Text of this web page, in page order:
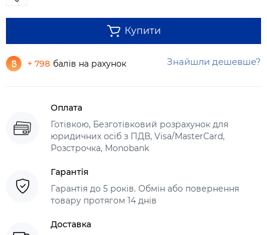
Купити
+ 798 балів на рахунок Знайшли дешевше?
Оплата
Готівкою, Безготівковий розрахунок для
юридичних осіб з ПДВ, Visa/MasterCard,
Розстрочка, Monobank
Гарантія
Гарантія до 5 років. Обмін або повернення
товару протягом 14 днів
Доставка